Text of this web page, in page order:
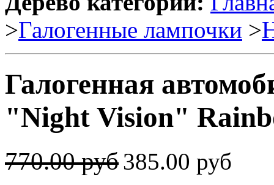
>Галогенные лампочки >
Галогенная
"Night Vision"
770.00 руб385.00 руб